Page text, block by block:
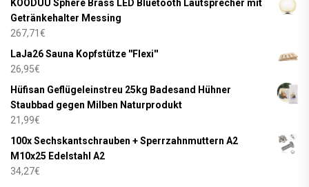
KOODUU Sphere Brass LED Bluetooth Lautsprecher mit
Getränkehalter Messing
267,71 €
LaJa26 Sauna Kopfstütze ''Flexi''
26,95€
Hüfisan Geflügeleinstreu 25kg Badesand Hühner
Staubbad gegen Milben Naturprodukt
21,99€
100x Sechskantschrauben + Sperrzahnmuttern A2
M10x25 Edelstahl A2
34,27€